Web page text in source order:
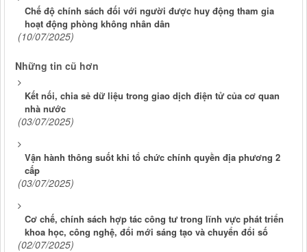
Chế độ chính sách đối với người được huy động tham gia
hoạt động phòng không nhân dân
(10/07/2025)
Những tin cũ hơn
Kết nối, chia sẻ dữ liệu trong giao dịch điện tử của cơ quan
nhà nước
(03/07/2025)
Vận hành thông suốt khi tổ chức chính quyền địa phương 2
cấp
(03/07/2025)
Cơ chế, chính sách hợp tác công tư trong lĩnh vực phát triển
khoa học, công nghệ, đổi mới sáng tạo và chuyển đổi số
(02/07/2025)